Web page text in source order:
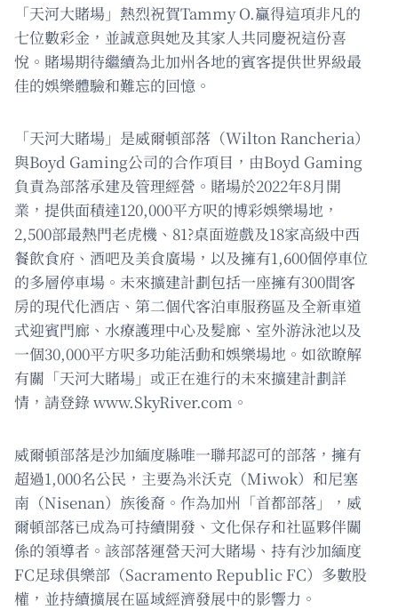
「天河大賭場」熱烈祝賀Tammy O.贏得這項非凡的
七位數彩金，並誠意與她及其家人共同慶祝這份喜
悅。賭場期待繼續為北加州各地的賓客提供世界級最
佳的娛樂體驗和難忘的回憶。
「天河大賭場」是威爾頓部落（Wilton Rancheria）
與Boyd Gaming公司的合作項目，由Boyd Gaming
負責為部落承建及管理經營。賭場於2022年8月開
業，提供面積達120,000平方呎的博彩娛樂場地，
2,500部最熱門老虎機、81?桌面遊戲及18家高級中西
餐飲食府、酒吧及美食廣場，以及擁有1,600個停車位
的多層停車場。未來擴建計劃包括一座擁有300間客
房的現代化酒店、第二個代客泊車服務區及全新車道
式迎賓門廊、水療護理中心及髮廊、室外游泳池以及
一個30,000平方呎多功能活動和娛樂場地。如欲瞭解
有關「天河大賭場」或正在進行的未來擴建計劃詳
情，請登錄 www.SkyRiver.com。
威爾頓部落是沙加緬度縣唯一聯邦認可的部落，擁有
超過1,000名公民，主要為米沃克（Miwok）和尼塞
南（Nisenan）族後裔。作為加州「首都部落」，威
爾頓部落已成為可持續開發、文化保存和社區夥伴關
係的領導者。該部落運營天河大賭場、持有沙加緬度
FC足球俱樂部（Sacramento Republic FC）多數股
權，並持續擴展在區域經濟發展中的影響力。